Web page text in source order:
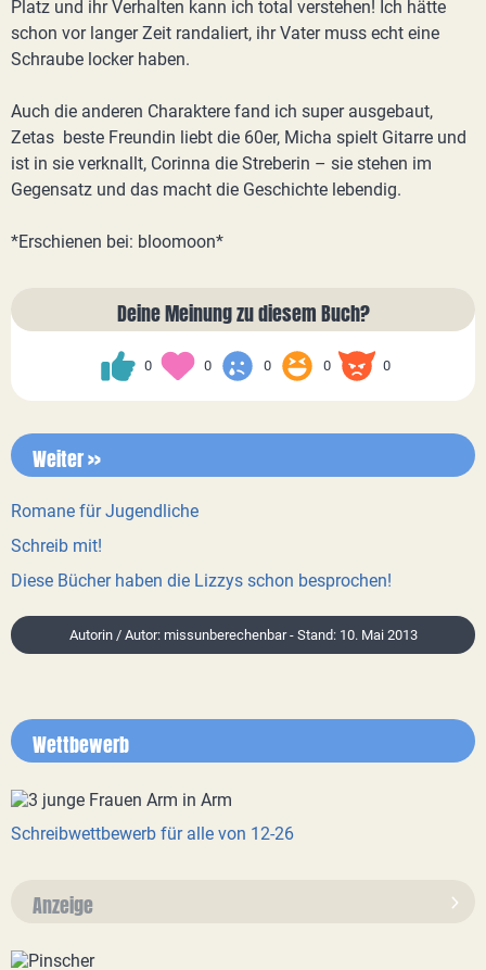
Platz und ihr Verhalten kann ich total verstehen! Ich hätte
schon vor langer Zeit randaliert, ihr Vater muss echt eine
Schraube locker haben.
Auch die anderen Charaktere fand ich super ausgebaut,
Zetas beste Freundin liebt die 60er, Micha spielt Gitarre und
ist in sie verknallt, Corinna die Streberin – sie stehen im
Gegensatz und das macht die Geschichte lebendig.
*Erschienen bei: bloomoon*
Deine Meinung zu diesem Buch?
0 0 0 0 0
Weiter >>
Romane für Jugendliche
Schreib mit!
Diese Bücher haben die Lizzys schon besprochen!
Autorin / Autor: missunberechenbar - Stand: 10. Mai 2013
Wettbewerb
Schreibwettbewerb für alle von 12-26
Anzeige